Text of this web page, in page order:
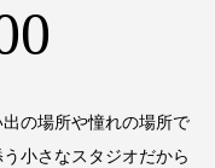
の場所や憧れの場所で
小さなスタジオだから